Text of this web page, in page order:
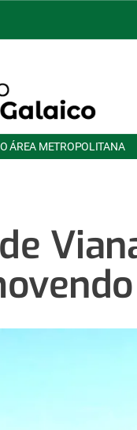
ÁREA METROPOLITANA